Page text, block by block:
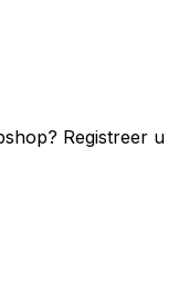
Registreer u